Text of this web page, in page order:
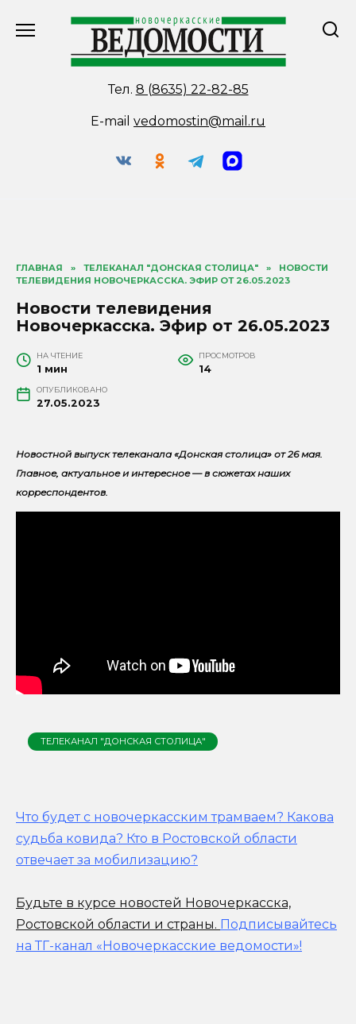
Тел. 8 (8635) 22-82-85
E-mail vedomostin@mail.ru
ГЛАВНАЯ » ТЕЛЕКАНАЛ "ДОНСКАЯ СТОЛИЦА" »
НОВОСТИ
ТЕЛЕВИДЕНИЯ НОВОЧЕРКАССКА. ЭФИР ОТ 26.05.2023
Новости телевидения
Новочеркасска. Эфир от 26.05.2023
НА ЧТЕНИЕ
1 мин
ПРОСМОТРОВ
14
ОПУБЛИКОВАНО
27.05.2023
Новостной выпуск телеканала «Донская столица» от 26 мая.
Главное, актуальное и интересное — в сюжетах наших
корреспондентов.
ТЕЛЕКАНАЛ "ДОНСКАЯ СТОЛИЦА"
Что будет с новочеркасским трамваем? Какова
судьба ковида? Кто в Ростовской области
отвечает за мобилизацию?
Будьте в курсе новостей Новочеркасска,
Ростовской области и страны. Подписывайтесь
на ТГ-канал «Новочеркасские ведомости»!